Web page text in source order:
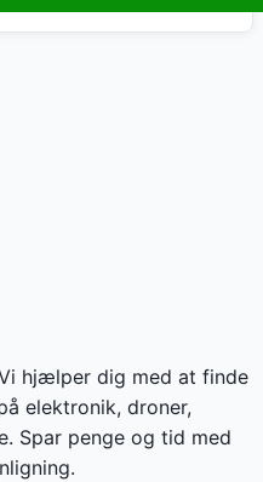
hjælper dig med at finde
elektronik, droner,
Spar penge og tid med